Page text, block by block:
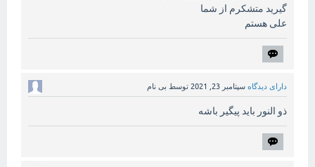
گیرید متشکرم از شما
علی هستم
دارای دیدگاه سپتامبر 23, 2021 توسط بی نام
ذو النور باید پیگیر باشه